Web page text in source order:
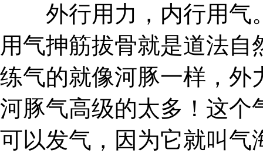
外行用力，内行用气
用气抻筋拔骨就是道法
练气的就像河豚一样，外
河豚气高级的太多！这个
可以发气，因为它就叫气